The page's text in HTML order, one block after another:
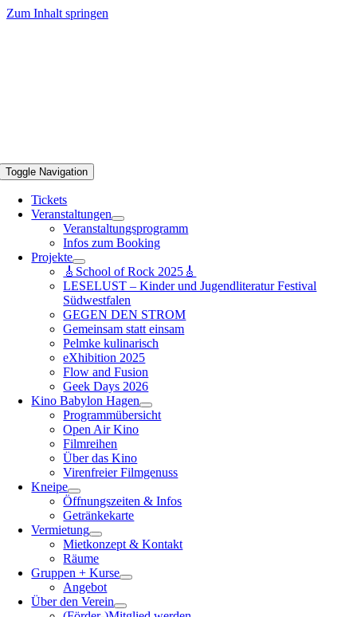
Zum Inhalt springen
Toggle Navigation
Tickets
Veranstaltungen
Veranstaltungsprogramm
Infos zum Booking
Projekte
🎸School of Rock 2025🎸
LESELUST – Kinder und Jugendliteratur Festival
Südwestfalen
GEGEN DEN STROM
Gemeinsam statt einsam
Pelmke kulinarisch
eXhibition 2025
Flow and Fusion
Geek Days 2026
Kino Babylon Hagen
Programmübersicht
Open Air Kino
Filmreihen
Über das Kino
Virenfreier Filmgenuss
Kneipe
Öffnungszeiten & Infos
Getränkekarte
Vermietung
Mietkonzept & Kontakt
Räume
Gruppen + Kurse
Angebot
Über den Verein